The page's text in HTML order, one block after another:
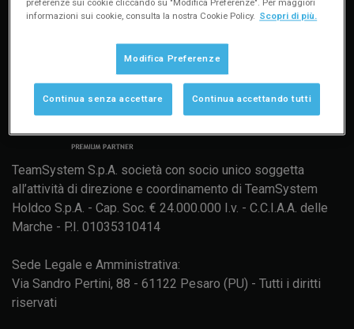
TeamSystem S.p.A. società con socio unico soggetta
all’attività di direzione e coordinamento di TeamSystem
Holdco S.p.A. - Cap. Soc. € 24.000.000 I.v. - C.C.I.A.A. delle
Marche - P.I. 01035310414
Sede Legale e Amministrativa:
Via Sandro Pertini, 88 - 61122 Pesaro (PU) - Tutti i diritti
riservati
preferenze sui cookie cliccando su "Modifica Preferenze". Per maggiori
informazioni sui cookie, consulta la nostra Cookie Policy. Scopri di più.
Modifica Preferenze
Continua senza accettare Continua accettando tutti